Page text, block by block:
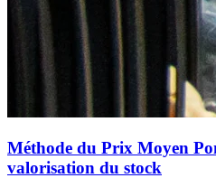
Méthode du Prix Moyen
valorisation du stock